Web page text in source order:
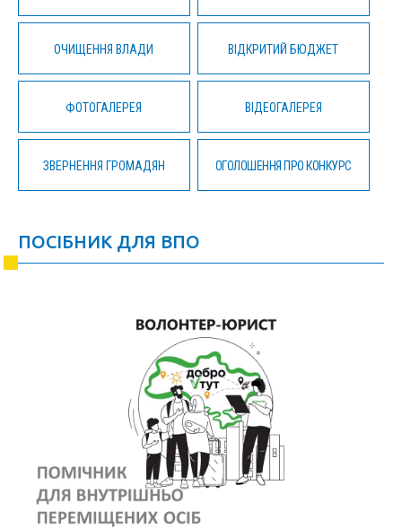
ОЧИЩЕННЯ ВЛАДИ ВІДКРИТИЙ БЮДЖЕТ
ФОТОГАЛЕРЕЯ ВІДЕОГАЛЕРЕЯ
ЗВЕРНЕННЯ ГРОМАДЯН ОГОЛОШЕННЯ ПРО КОНКУРС
ПОСІБНИК ДЛЯ ВПО